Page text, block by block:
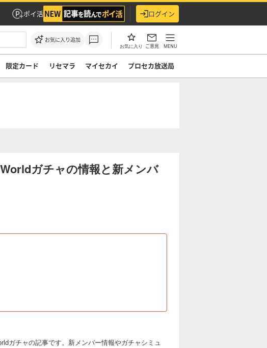
ポイ活 ログイン
お気に入り追加
お気に入り ご意見 MENU
限定カード リセマラ マイセカイ プロセカ放送局
ガチャの情報と新メンバ
ガチャの記事です。新メンバー情報やガチャシミュ